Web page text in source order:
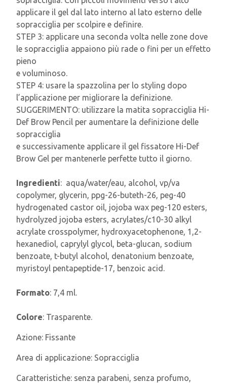
applicare il gel dal lato interno al lato esterno delle
sopracciglia per scolpire e definire.
STEP 3: applicare una seconda volta nelle zone dove
le sopracciglia appaiono più rade o fini per un effetto
pieno
e voluminoso.
STEP 4: usare la spazzolina per lo styling dopo
l’applicazione per migliorare la definizione.
SUGGERIMENTO: utilizzare la matita sopracciglia Hi-
Def Brow Pencil per aumentare la definizione delle
sopracciglia
e successivamente applicare il gel fissatore Hi-Def
Brow Gel per mantenerle perfette tutto il giorno.
Ingredienti: aqua/water/eau, alcohol, vp/va
copolymer, glycerin, ppg-26-buteth-26, peg-40
hydrogenated castor oil, jojoba wax peg-120 esters,
hydrolyzed jojoba esters, acrylates/c10-30 alkyl
acrylate crosspolymer, hydroxyacetophenone, 1,2-
hexanediol, caprylyl glycol, beta-glucan, sodium
benzoate, t-butyl alcohol, denatonium benzoate,
myristoyl pentapeptide-17, benzoic acid.
Formato: 7,4 ml.
Colore: Trasparente.
Azione: Fissante
Area di applicazione: Sopracciglia
Caratteristiche: senza parabeni, senza profumo,